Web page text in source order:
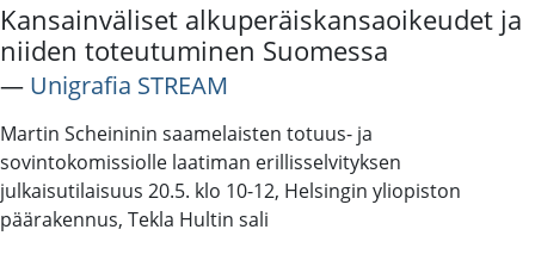
Kansainväliset alkuperäiskansaoikeudet ja
niiden toteutuminen Suomessa
― Unigrafia STREAM
Martin Scheininin saamelaisten totuus- ja
sovintokomissiolle laatiman erillisselvityksen
julkaisutilaisuus 20.5. klo 10-12, Helsingin yliopiston
päärakennus, Tekla Hultin sali